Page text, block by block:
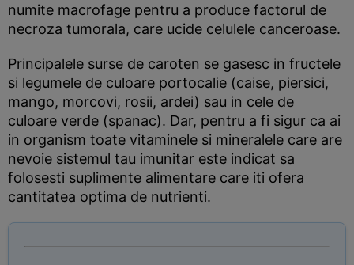
numite macrofage pentru a produce factorul de
necroza tumorala, care ucide celulele canceroase.
Principalele surse de caroten se gasesc in fructele
si legumele de culoare portocalie (caise, piersici,
mango, morcovi, rosii, ardei) sau in cele de
culoare verde (spanac). Dar, pentru a fi sigur ca ai
in organism toate vitaminele si mineralele care are
nevoie sistemul tau imunitar este indicat sa
folosesti suplimente alimentare care iti ofera
cantitatea optima de nutrienti.